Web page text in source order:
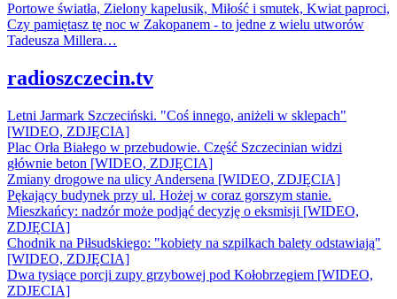
Portowe światła, Zielony kapelusik, Miłość i smutek, Kwiat paproci,
Czy pamiętasz tę noc w Zakopanem - to jedne z wielu utworów
Tadeusza Millera…
radioszczecin.tv
Letni Jarmark Szczeciński. "Coś innego, aniżeli w sklepach"
[WIDEO, ZDJĘCIA]
Plac Orła Białego w przebudowie. Część Szczecinian widzi
głównie beton [WIDEO, ZDJĘCIA]
Zmiany drogowe na ulicy Andersena [WIDEO, ZDJĘCIA]
Pękający budynek przy ul. Hożej w coraz gorszym stanie.
Mieszkańcy: nadzór może podjąć decyzję o eksmisji [WIDEO,
ZDJĘCIA]
Chodnik na Piłsudskiego: "kobiety na szpilkach balety odstawiają"
[WIDEO, ZDJĘCIA]
Dwa tysiące porcji zupy grzybowej pod Kołobrzegiem [WIDEO,
ZDJECIA]